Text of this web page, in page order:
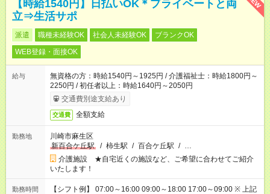
【時給1540円】日払いOK＊プライベートと両
立⇒生活サポ
派遣 職種未経験OK 社会人未経験OK
ブランクOK
WEB登録・面接OK
給与
無資格の方：時給1540円～1925円 / 介護福祉士：時給1800円～
2250円 / 初任者以上：時給1640円～2050円
交通費別途支給あり
交通費 全額支給
勤務地
川崎市麻生区
新百合ケ丘駅
/ 柿生駅 / 百合ケ丘駅 / …
介護施設 ★自宅近くの施設など、ご希望に合わせてご紹介
いたします！
勤務時間
【シフト例】 07:00～16:00 09:00～18:00 17:00～09:00 ※ 上記